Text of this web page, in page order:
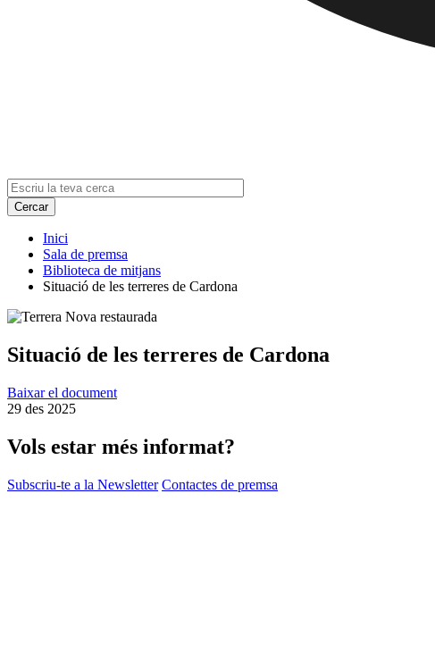
Inici
Sala de premsa
Biblioteca de mitjans
Situació de les terreres de Cardona
Situació de les terreres de Cardona
Baixar el document
29 des 2025
Vols estar més informat?
Subscriu-te a la Newsletter Contactes de premsa